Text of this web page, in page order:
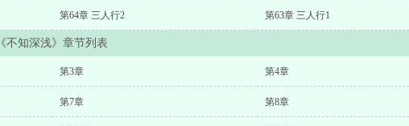
第64章 三人行2 第63章 三人行1
《不知深浅》章节列表
第3章 第4章
第7章 第8章